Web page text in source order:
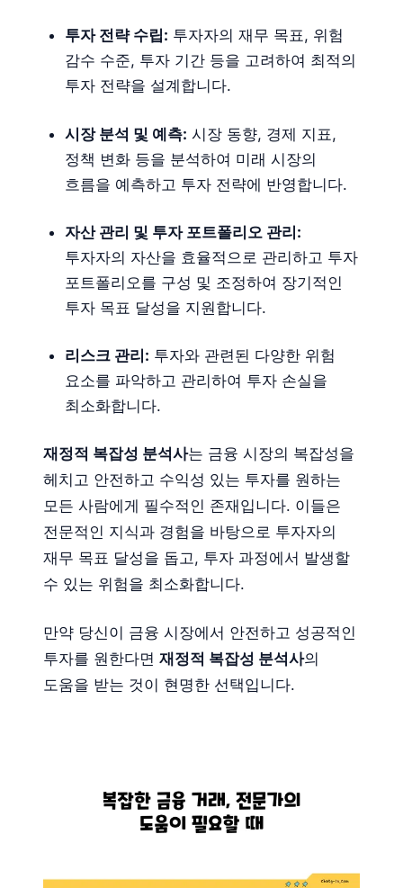
투자 전략 수립: 투자자의 재무 목표, 위험
감수 수준, 투자 기간 등을 고려하여 최적의
투자 전략을 설계합니다.
시장 분석 및 예측: 시장 동향, 경제 지표,
정책 변화 등을 분석하여 미래 시장의
흐름을 예측하고 투자 전략에 반영합니다.
자산 관리 및 투자 포트폴리오 관리:
투자자의 자산을 효율적으로 관리하고 투자
포트폴리오를 구성 및 조정하여 장기적인
투자 목표 달성을 지원합니다.
리스크 관리: 투자와 관련된 다양한 위험
요소를 파악하고 관리하여 투자 손실을
최소화합니다.
재정적 복잡성 분석사는 금융 시장의 복잡성을
헤치고 안전하고 수익성 있는 투자를 원하는
모든 사람에게 필수적인 존재입니다. 이들은
전문적인 지식과 경험을 바탕으로 투자자의
재무 목표 달성을 돕고, 투자 과정에서 발생할
수 있는 위험을 최소화합니다.
만약 당신이 금융 시장에서 안전하고 성공적인
투자를 원한다면 재정적 복잡성 분석사의
도움을 받는 것이 현명한 선택입니다.